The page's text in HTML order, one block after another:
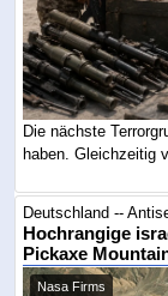
Die nächste
haben. Gleichzeitig
Deutschland --
Hochrangige
Pickaxe
Nasa Firms